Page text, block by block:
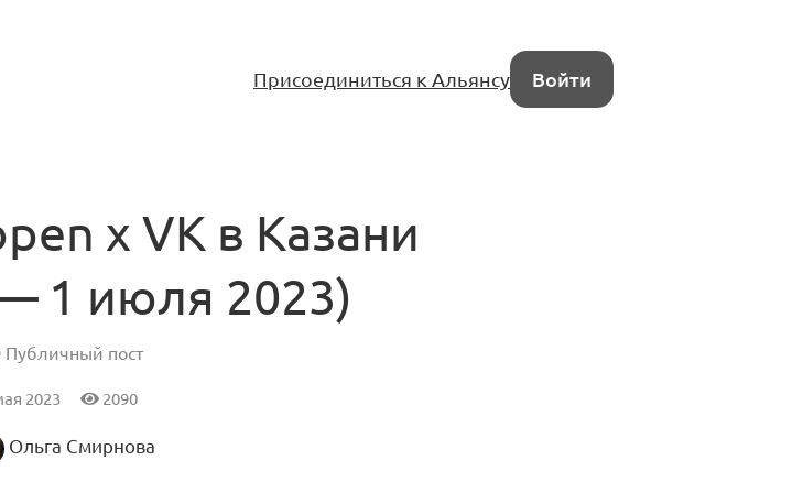
Присоединиться к Альянсу Войти
x VK в Казани
1 июля 2023)
Публичный пост
2023 2090
Ольга Смирнова